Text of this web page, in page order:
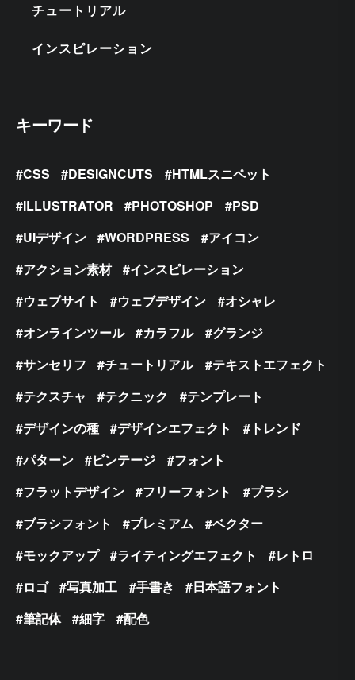
チュートリアル
インスピレーション
キーワード
CSS DESIGNCUTS
HTMLスニペット
ILLUSTRATOR
PHOTOSHOP
PSD
UIデザイン
WORDPRESS
アイコン
アクション素材
インスピレーション
ウェブサイト
ウェブデザイン
オシャレ
オンラインツール
カラフル
グランジ
サンセリフ
チュートリアル
テキストエフェクト
テクスチャ
テクニック
テンプレート
デザインの種
デザインエフェクト
トレンド
パターン
ビンテージ
フォント
フラットデザイン
フリーフォント
ブラシ
ブラシフォント
プレミアム
ベクター
モックアップ
ライティングエフェクト
レトロ
ロゴ
写真加工 手書き
日本語フォント
筆記体
細字 配色